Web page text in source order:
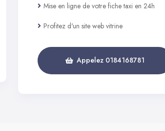
Mise en ligne de votre fiche taxi en 24h
Profitez d'un site web vitrine
Appelez 0184168781